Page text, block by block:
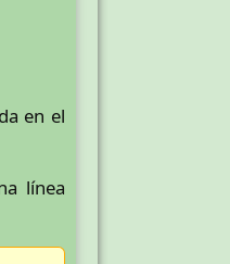
en el
línea